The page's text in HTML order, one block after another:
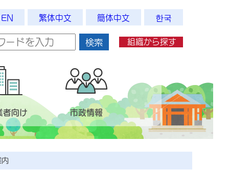
EN 繁体中文 簡体中文 한국
検索 組織から探す
者向け 市政情報
内